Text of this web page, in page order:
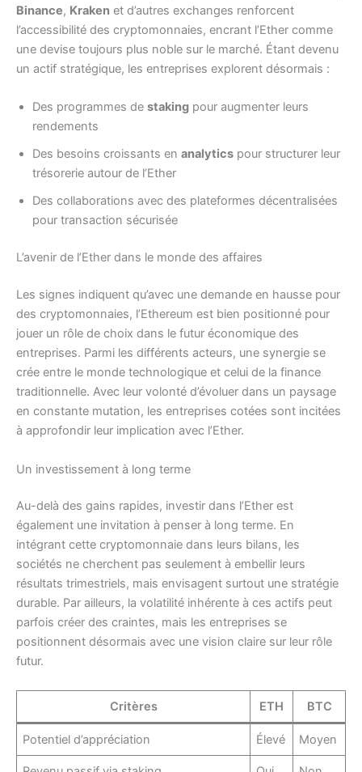
Binance, Kraken et d’autres exchanges renforcent
l’accessibilité des cryptomonnaies, encrant l’Ether comme
une devise toujours plus noble sur le marché. Étant devenu
un actif stratégique, les entreprises explorent désormais :
Des programmes de staking pour augmenter leurs
rendements
Des besoins croissants en analytics pour structurer leur
trésorerie autour de l’Ether
Des collaborations avec des plateformes décentralisées
pour transaction sécurisée
L’avenir de l’Ether dans le monde des affaires
Les signes indiquent qu’avec une demande en hausse pour
des cryptomonnaies, l’Ethereum est bien positionné pour
jouer un rôle de choix dans le futur économique des
entreprises. Parmi les différents acteurs, une synergie se
crée entre le monde technologique et celui de la finance
traditionnelle. Avec leur volonté d’évoluer dans un paysage
en constante mutation, les entreprises cotées sont incitées
à approfondir leur implication avec l’Ether.
Un investissement à long terme
Au-delà des gains rapides, investir dans l’Ether est
également une invitation à penser à long terme. En
intégrant cette cryptomonnaie dans leurs bilans, les
sociétés ne cherchent pas seulement à embellir leurs
résultats trimestriels, mais envisagent surtout une stratégie
durable. Par ailleurs, la volatilité inhérente à ces actifs peut
parfois créer des craintes, mais les entreprises se
positionnent désormais avec une vision claire sur leur rôle
futur.
Critères ETH BTC
Potentiel d’appréciation Élevé Moyen